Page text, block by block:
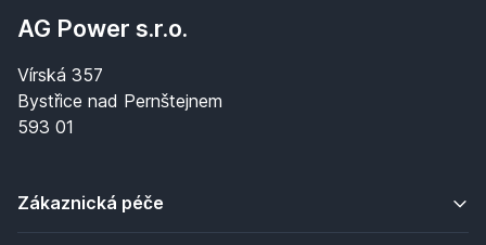
AG Power s.r.o.
Vírská 357
Bystřice nad Pernštejnem
593 01
Zákaznická péče